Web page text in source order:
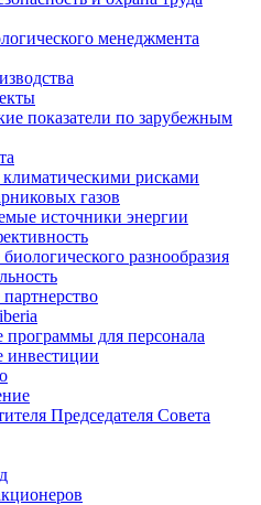
менеджмента
показатели по зарубежным
рисками
газов
источники энергии
разнообразия
для персонала
инвестиции
Председателя Совета